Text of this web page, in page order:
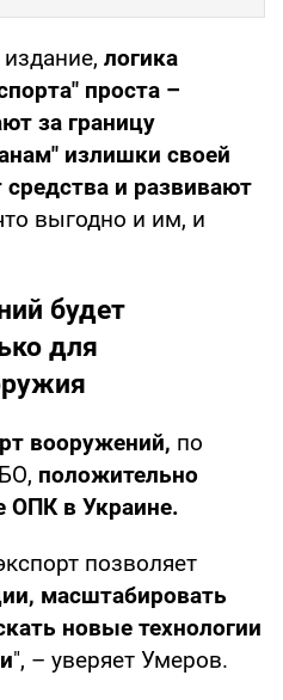
логика
проста –
за границу
излишки своей
и развивают
выгодно и им, и
будет
для
вооружений, по
положительно
ОПК в Украине.
позволяет
масштабировать
новые технологии
", – уверяет Умеров.